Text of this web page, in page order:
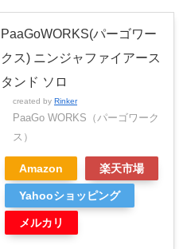
PaaGoWORKS(パーゴワー
クス) ニンジャファイアース
タンド ソロ
created by Rinker
PaaGo WORKS（パーゴワーク
ス）
Amazon 楽天市場
Yahooショッピング
メルカリ